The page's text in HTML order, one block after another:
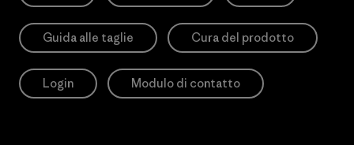
Guida alle taglie Cura del prodotto
Login Modulo di contatto